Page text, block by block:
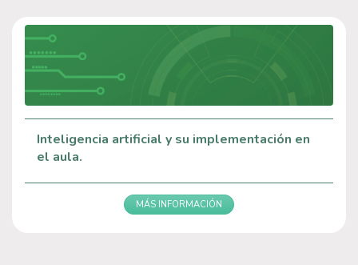
Inteligencia artificial y su implementación en
el aula.
MÁS INFORMACIÓN